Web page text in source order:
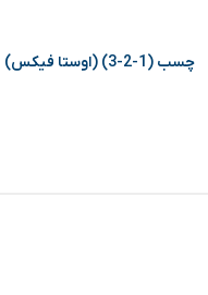
چسب (1-2-3) (اوستا فیکس)